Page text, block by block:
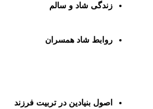
زندگی شاد و سالم
روابط شاد همسران
اصول بنیادین در تربیت فرزند